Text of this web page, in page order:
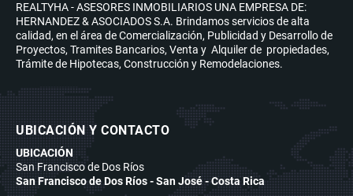
REALTYHA - ASESORES INMOBILIARIOS UNA EMPRESA DE:
HERNANDEZ & ASOCIADOS S.A. Brindamos servicios de alta
calidad, en el área de Comercialización, Publicidad y Desarrollo de
Proyectos, Tramites Bancarios, Venta y Alquiler de propiedades,
Trámite de Hipotecas, Construcción y Remodelaciones.
UBICACIÓN Y CONTACTO
UBICACIÓN
San Francisco de Dos Ríos
San Francisco de Dos Ríos - San José - Costa Rica